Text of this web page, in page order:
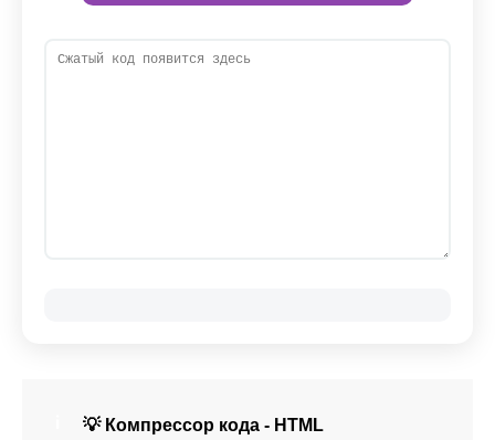
💡 Компрессор кода - HTML